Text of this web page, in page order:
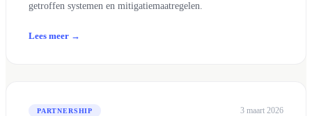
getroffen systemen en mitigatiemaatregelen.
Lees meer →
PARTNERSHIP 3 maart 2026